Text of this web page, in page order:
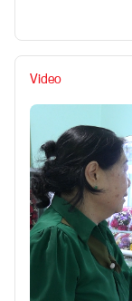
Video